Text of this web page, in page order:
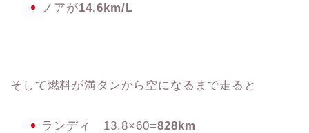
ノアが14.6km/L
そして燃料が満タンから空になるまで走ると
ランディ 13.8×60=828km